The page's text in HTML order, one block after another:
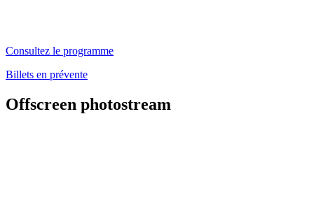
Consultez le programme
Billets en prévente
Offscreen photostream